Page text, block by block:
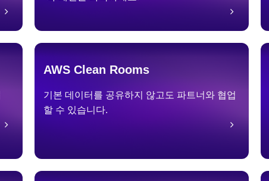
AWS Clean Rooms
기본 데이터를 공유하지 않고도 파트너와 협업
할 수 있습니다.